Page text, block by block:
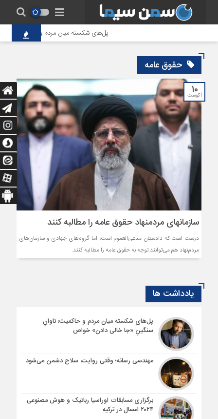
پل‌های شکسته میان مردم و حاکمیت؛
حقوق عامه
10
آگوست
سازمان‎های مردم‎نهاد حقوق عامه را مطالبه کنند
درست است که دادستان مدعی‌العموم است، اما گروه‌های جهادی و سازمان‌های
مردم‌نهاد هم می‌توانند توجه به حقوق عامه را مطالبه کنند.
یادداشت ها
پل‌های شکسته میان مردم و حاکمیت؛ تاوانِ
سنگینِ «جا خالی دادن» خواص
مهندسی رسانه؛ وقتی روایت، سلاح دشمن می‌شود
برگزاری مسابقات اوراسیا رباتیک و هوش مصنوعی
۲۰۲۴ امسال در ترکیه